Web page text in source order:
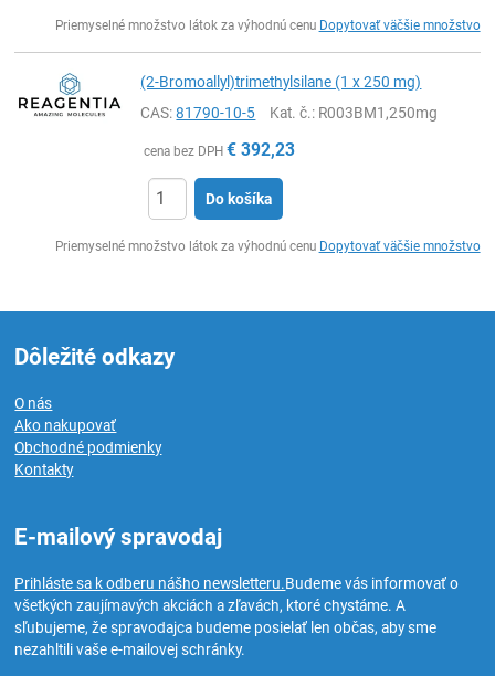
Priemyselné množstvo látok za výhodnú cenu Dopytovať väčšie množstvo
(2-Bromoallyl)trimethylsilane (1 x 250 mg)
CAS:81790-10-5 Kat. č.: R003BM1,250mg
cena bez DPH € 392,23
Do košíka
Priemyselné množstvo látok za výhodnú cenu Dopytovať väčšie množstvo
Dôležité odkazy
O nás
Ako nakupovať
Obchodné podmienky
Kontakty
E-mailový spravodaj
Prihláste sa k odberu nášho newsletteru.Budeme vás informovať o
všetkých zaujímavých akciách a zľavách, ktoré chystáme. A
sľubujeme, že spravodajca budeme posielať len občas, aby sme
nezahltili vaše e-mailovej schránky.